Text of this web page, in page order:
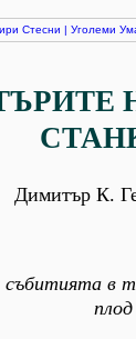
Стесни | Уголеми
Димитър К.
в